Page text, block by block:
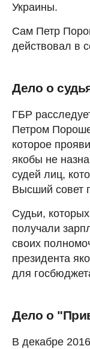
Украины.
Сам Петр
действовал в
Дело о
ГБР
Петром
которое
якобы не
судей лиц,
Высший совет
Судьи,
получали
своих
президента
для
Дело о
В декабре